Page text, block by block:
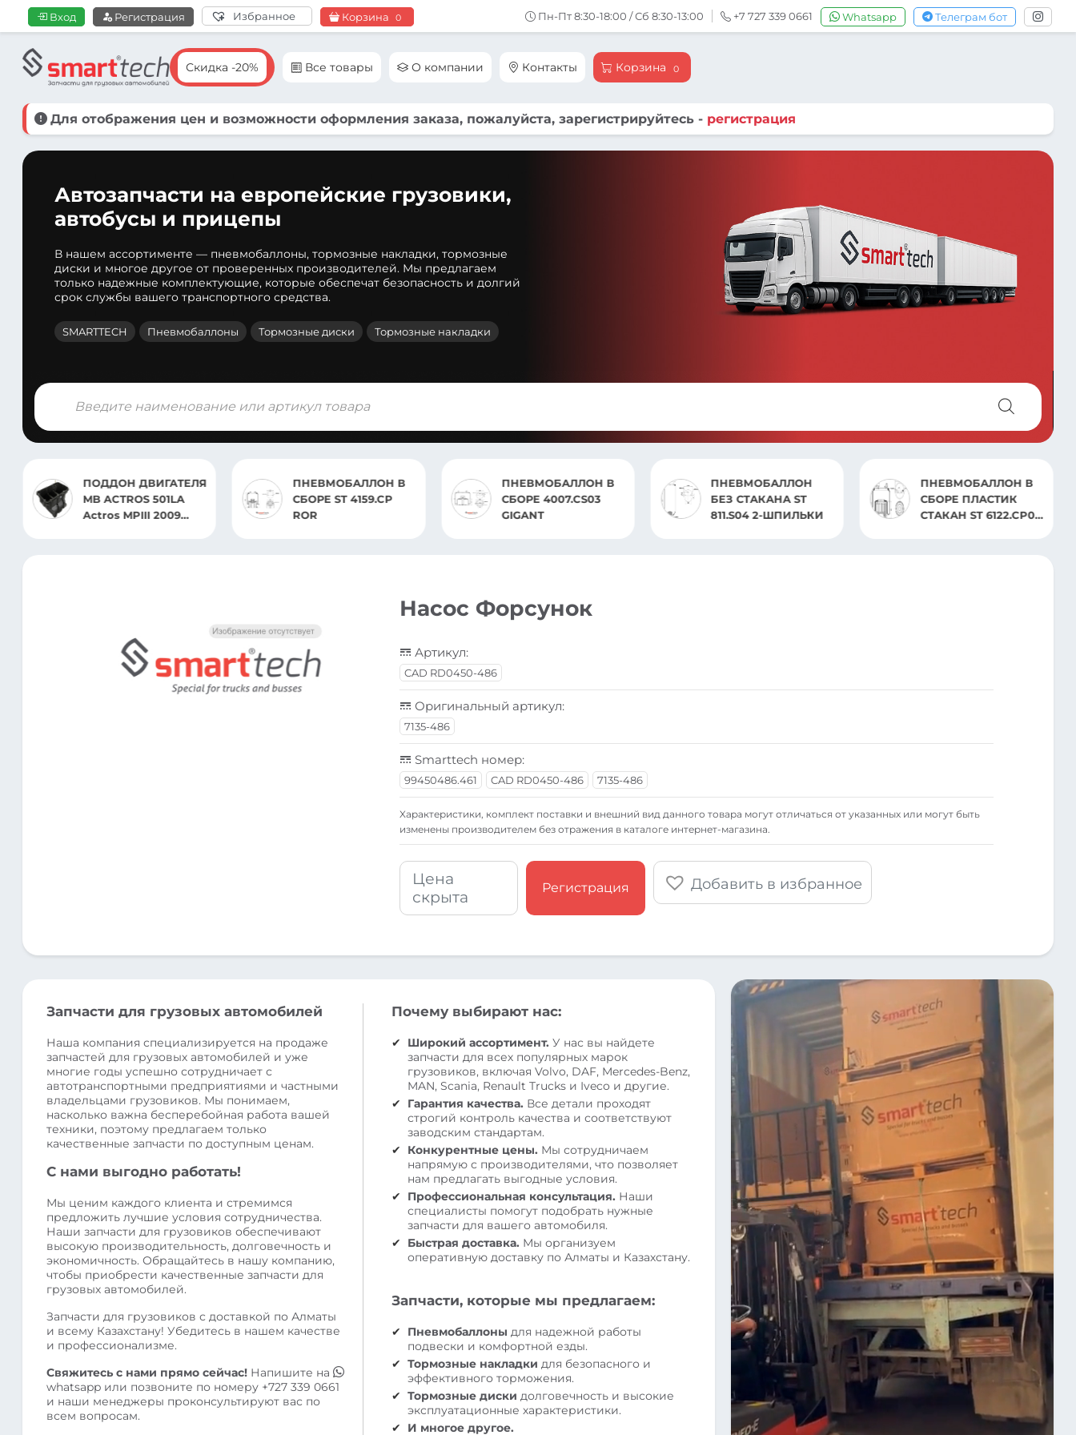
Вход Регистрация Избранное Корзина 0 Пн-Пт 8:30-18:00 / Сб 8:30-13:00 +7 727 339 0661 Whatsapp Телеграм бот
Скидка -20% Все товары О компании Контакты Корзина 0
Для отображения цен и возможности оформления заказа, пожалуйста, зарегистрируйтесь - регистрация
Автозапчасти на европейские грузовики,
автобусы и прицепы
В нашем ассортименте — пневмобаллоны, тормозные накладки, тормозные
диски и многое другое от проверенных производителей. Мы предлагаем
только надежные комплектующие, которые обеспечат безопасность и долгий
срок службы вашего транспортного средства.
SMARTTECH Пневмобаллоны Тормозные диски Тормозные накладки
Поиск
товаров
ПОДДОН ДВИГАТЕЛЯ
MB ACTROS 501LA
Actros MPIII 2009
ПНЕВМОБАЛЛОН В
СБОРЕ ST 4159.CP
ROR
ПНЕВМОБАЛЛОН В
СБОРЕ 4007.CS03
GIGANT
ПНЕВМОБАЛЛОН
БЕЗ СТАКАНА ST
811.S04 2-ШПИЛЬКИ
ПНЕВМОБАЛЛОН В
СБОРЕ ПЛАСТИК
СТАКАН ST 6122.CP02
Насос Форсунок
Артикул:
CAD RD0450-486
Оригинальный артикул:
7135-486
Smarttech номер:
99450486.461 CAD RD0450-486 7135-486
Xарактеристики, комплект поставки и внешний вид данного товара могут отличаться от указанных или могут быть
изменены производителем без отражения в каталоге интернет-магазина.
Цена
скрыта
Регистрация Добавить в избранное
Запчасти для грузовых автомобилей
Наша компания специализируется на продаже
запчастей для грузовых автомобилей и уже
многие годы успешно сотрудничает с
автотранспортными предприятиями и частными
владельцами грузовиков. Мы понимаем,
насколько важна бесперебойная работа вашей
техники, поэтому предлагаем только
качественные запчасти по доступным ценам.
С нами выгодно работать!
Мы ценим каждого клиента и стремимся
предложить лучшие условия сотрудничества.
Наши запчасти для грузовиков обеспечивают
высокую производительность, долговечность и
экономичность. Обращайтесь в нашу компанию,
чтобы приобрести качественные запчасти для
грузовых автомобилей.
Запчасти для грузовиков с доставкой по Алматы
и всему Казахстану! Убедитесь в нашем качестве
и профессионализме.
Свяжитесь с нами прямо сейчас! Напишите на
whatsapp или позвоните по номеру +727 339 0661
и наши менеджеры проконсультируют вас по
всем вопросам.
Почему выбирают нас:
Широкий ассортимент. У нас вы найдете
запчасти для всех популярных марок
грузовиков, включая Volvo, DAF, Mercedes-Benz,
MAN, Scania, Renault Trucks и Iveco и другие.
Гарантия качества. Все детали проходят
строгий контроль качества и соответствуют
заводским стандартам.
Конкурентные цены. Мы сотрудничаем
напрямую с производителями, что позволяет
нам предлагать выгодные условия.
Профессиональная консультация. Наши
специалисты помогут подобрать нужные
запчасти для вашего автомобиля.
Быстрая доставка. Мы организуем
оперативную доставку по Алматы и Казахстану.
Запчасти, которые мы предлагаем:
Пневмобаллоны для надежной работы
подвески и комфортной езды.
Тормозные накладки для безопасного и
эффективного торможения.
Тормозные диски долговечность и высокие
эксплуатационные характеристики.
И многое другое.